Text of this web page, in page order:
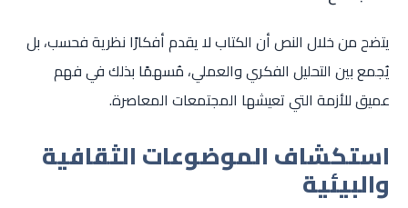
يتضح من خلال النص أن الكتاب لا يقدم أفكارًا نظرية فحسب، بل
يُجمع بين التحليل الفكري والعملي، مُسهمًا بذلك في فهم
عميق للأزمة التي تعيشها المجتمعات المعاصرة.
استكشاف الموضوعات الثقافية
والبيئية